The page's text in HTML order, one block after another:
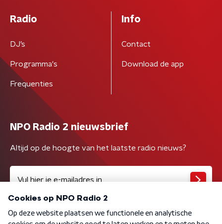
Radio
DJ’s
Programma's
Frequenties
Info
Contact
Download de app
NPO Radio 2 nieuwsbrief
Altijd op de hoogte van het laatste radio nieuws?